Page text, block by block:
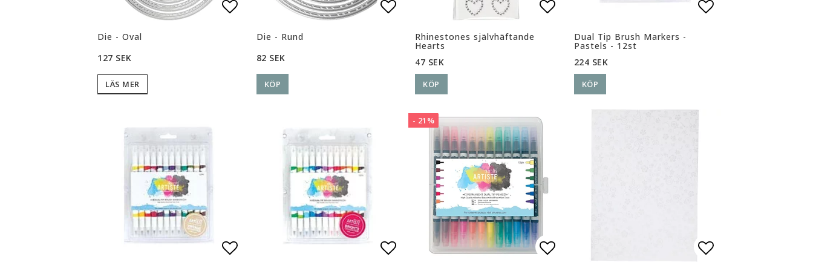
Lägg till i favoritlistan
Die - Oval
127 SEK
LÄS MER
Lägg till i favoritlistan
Die - Rund
82 SEK
KÖP
Lägg till i favoritlistan
Lägg till i favoritlistan
Rhinestones självhäftande
Hearts
47 SEK
KÖP
Dual Tip Brush Markers -
Pastels - 12st
224 SEK
KÖP
- 21%